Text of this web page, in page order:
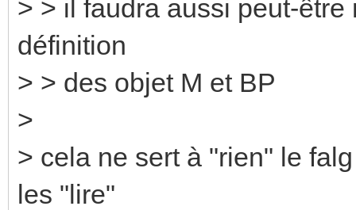
> > il faudra aussi peut-
définition
> > des objet M et BP
>
> cela ne sert à "rien" le
les "lire"